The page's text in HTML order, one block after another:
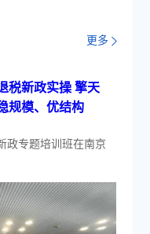
更多
税新政实操 擎天
规模、优结构
政专题培训班在南京